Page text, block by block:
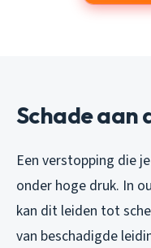
Schade aan
Een verstopping die
onder hoge druk. In
kan dit leiden tot
van beschadigde